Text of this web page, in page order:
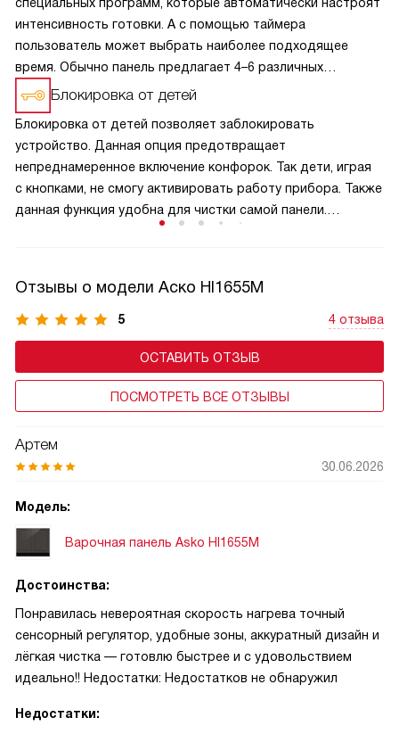
интенсивность готовки. А с помощью таймера
пользователь может выбрать наиболее подходящее
время. Обычно панель предлагает 4–6 различных
настроек для кипячения, поддержания тепла, варки
на медленном огне, жарения, гриля и использования
посуды вок.
Блокировка от детей
Блокировка от детей позволяет заблокировать
устройство. Данная опция предотвращает
непреднамеренное включение конфорок. Так дети, играя
с кнопками, не смогу активировать работу прибора. Также
данная функция удобна для чистки самой панели.
в экономном.
Отзывы о модели Аско HI1655M
5 4 отзыва
ОСТАВИТЬ ОТЗЫВ
ПОСМОТРЕТЬ ВСЕ ОТЗЫВЫ
Артем
30.06.2026
Модель:
Варочная панель Asko HI1655M
Достоинства:
Понравилась невероятная скорость нагрева точный
сенсорный регулятор, удобные зоны, аккуратный дизайн и
лёгкая чистка — готовлю быстрее и с удовольствием
идеально!! Недостатки: Недостатков не обнаружил
Недостатки: